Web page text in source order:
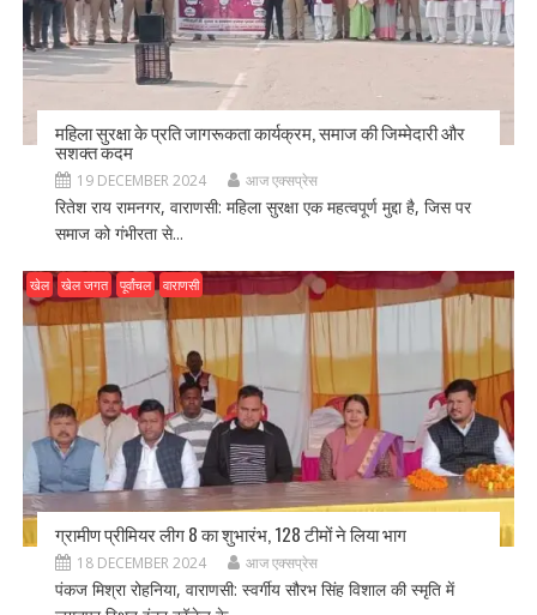
महिला सुरक्षा के प्रति जागरूकता कार्यक्रम, समाज की जिम्मेदारी और
सशक्त कदम
19 DECEMBER 2024 आज एक्सप्रेस
रितेश राय रामनगर, वाराणसी: महिला सुरक्षा एक महत्वपूर्ण मुद्दा है, जिस पर
समाज को गंभीरता से...
खेल खेल जगत पूर्वांचल वाराणसी
ग्रामीण प्रीमियर लीग 8 का शुभारंभ, 128 टीमों ने लिया भाग
18 DECEMBER 2024 आज एक्सप्रेस
पंकज मिश्रा रोहनिया, वाराणसी: स्वर्गीय सौरभ सिंह विशाल की स्मृति में